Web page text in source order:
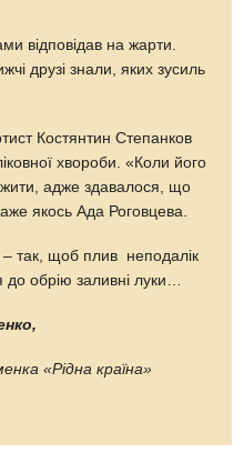
відповідав на жарти.
друзі знали, яких зусиль
Костянтин Степанков
хвороби. «Коли його
жити, адже здавалося, що
якось Ада Роговцева.
– так, щоб плив неподалік
до обрію заливні луки…
«Рідна країна»